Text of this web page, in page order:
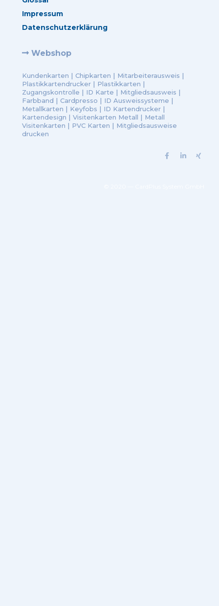
Impressum
Datenschutzerklärung
Webshop
Kundenkarten | Chipkarten | Mitarbeiterausweis |
Plastikkartendrucker| Plastikkarten |
Zugangskontrolle | ID Karte | Mitgliedsausweis |
Farbband | Cardpresso | ID Ausweissysteme |
Metallkarten | Keyfobs | ID Kartendrucker|
Kartendesign | Visitenkarten Metall | Metall
Visitenkarten | PVC Karten | Mitgliedsausweise
drucken